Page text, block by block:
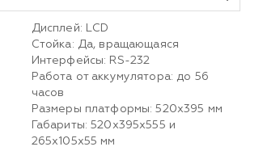
Дисплей: LСD
Стойка: Да, вращающаяся
Интерфейсы: RS-232
Работа от аккумулятора: до 56
часов
Размеры платформы: 520х395 мм
Габариты: 520х395х555 и
265х105х55 мм